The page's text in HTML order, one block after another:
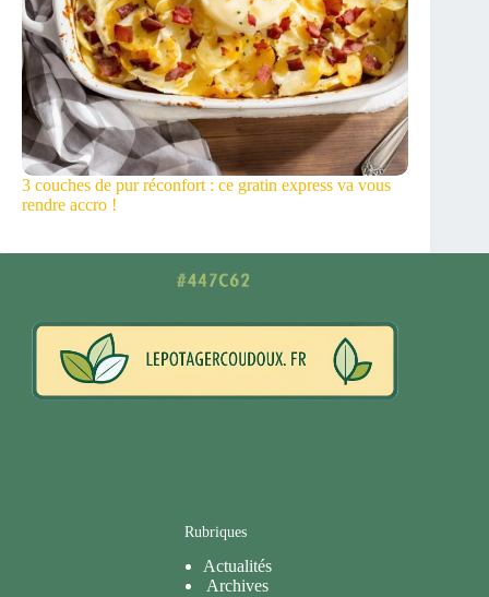
3 couches de pur réconfort : ce gratin express va vous
rendre accro !
Rubriques
Actualités
Archives